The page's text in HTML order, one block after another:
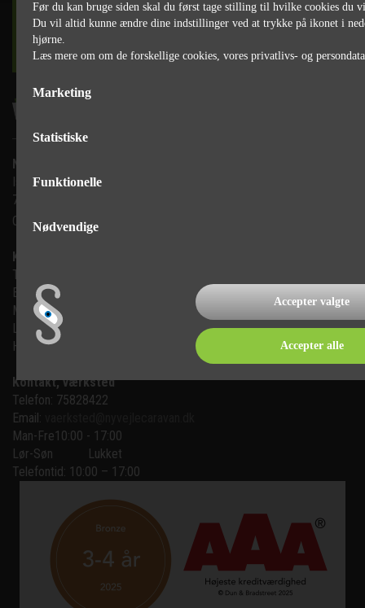
læs mere
Ny Vejle Caravan A/S
Isabellahøj 6
7100 Vejle
CVR: 35683305
Kontakt, salg
Telefon: 75 82 84 22
Email:mail@nyvejlecaravan.dk
Man-Fre10:00 - 17:00
Lør-Søn10:00 - 16:00
Helligdage   10:00 - 16:00
Kontakt, værksted
Telefon: 75828422
Email:
Man-Fre10:00 - 17:00
Lør-Søn
Lukket
Telefontid: 10:00 – 17:00
Før du kan bruge siden skal du først tage stilling til hvilke cookies du
Du vil altid kunne ændre dine indstillinger ved at trykke på ikonet i
hjørne.
Læs mere om om de forskellige cookies, vores privatlivs- og
Marketing
Statistiske
Funktionelle
Nødvendige
Accepter valgte
Accepter alle